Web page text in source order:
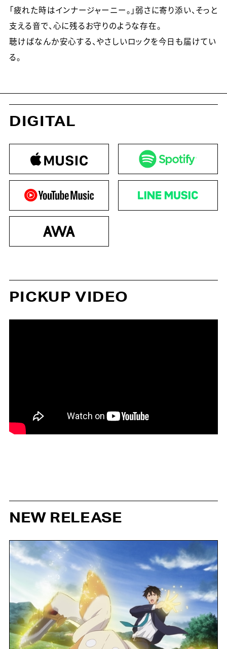
「疲れた時はインナージャーニー。」弱さに寄り添い、そっと
支える音で、心に残るお守りのような存在。
聴けばなんか安心する、やさしいロックを今日も届けてい
る。
DIGITAL
PICKUP VIDEO
NEW RELEASE